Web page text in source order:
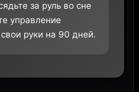
за руль во сне
управление
руки на 90 дней.